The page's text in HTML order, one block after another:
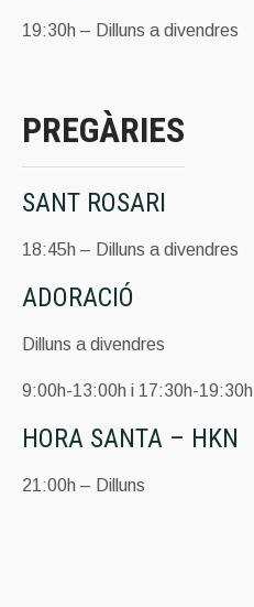
19:30h – Dilluns a divendres
PREGÀRIES
SANT ROSARI
18:45h – Dilluns a divendres
ADORACIÓ
Dilluns a divendres
9:00h-13:00h i 17:30h-19:30h
HORA SANTA – HKN
21:00h – Dilluns